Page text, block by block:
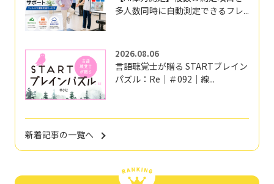
多人数同時に自動測定できるフレ...
2026.08.06
言語聴覚士が贈る STARTブレイン
パズル：Re｜＃092｜線...
新着記事の一覧へ